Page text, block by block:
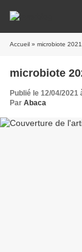
Accueil » microbiote 2021
microbiote
Publié le 12/04/2021
Par Abaca